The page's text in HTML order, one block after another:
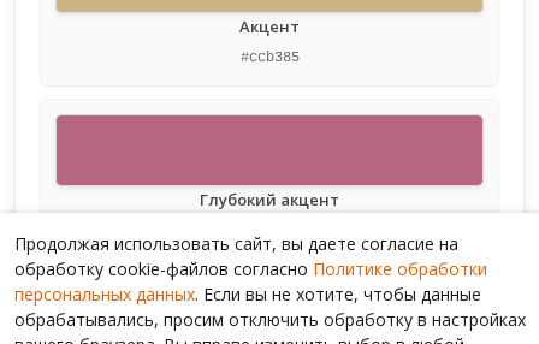
Акцент
#ccb385
Глубокий акцент
Продолжая использовать сайт, вы даете согласие на
обработку cookie-файлов согласно Политике обработки
персональных данных. Если вы не хотите, чтобы данные
обрабатывались, просим отключить обработку в настройках